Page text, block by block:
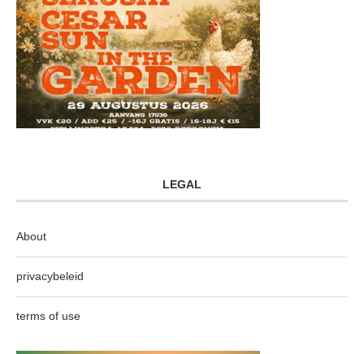
LEGAL
About
privacybeleid
terms of use